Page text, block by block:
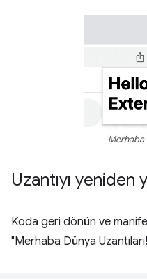
Merhaba
Uzantıyı yeniden
Koda geri dönün ve
"Merhaba Dünya